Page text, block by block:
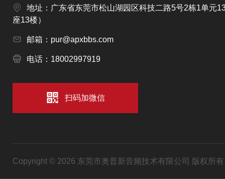
地址：广东省东莞市松山湖园区科技二路5号2栋1单元
座13楼）
邮箱：pur@apxbbs.com
电话：18002997919
扫码加微信
Copyright © 2026 东莞市奥普新音频技术有限公司 版权所有